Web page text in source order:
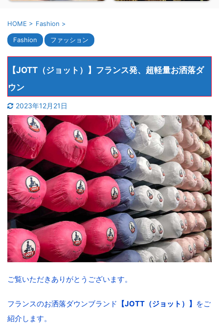
HOME > Fashion >
Fashion ファッション
【JOTT（ジョット）】フランス発、超軽量お洒落ダ
ウン
2023年12月21日
ご覧いただきありがとうございます。
フランスのお洒落ダウンブランド 【JOTT（ジョット）】
をご
紹介します。